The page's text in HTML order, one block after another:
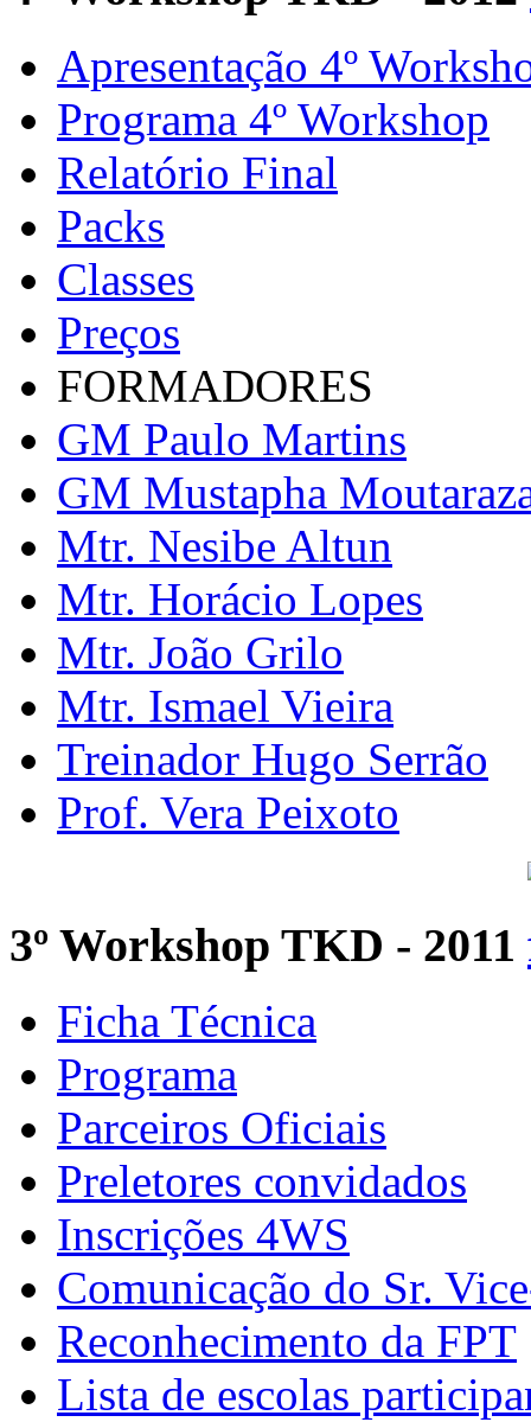
Apresentação 4º
Programa 4º Workshop
Relatório Final
Packs
Classes
Preços
FORMADORES
GM Paulo Martins
GM Mustapha
Mtr. Nesibe Altun
Mtr. Horácio Lopes
Mtr. João Grilo
Mtr. Ismael Vieira
Treinador Hugo Serrão
Prof. Vera Peixoto
3º Workshop TKD - 2011
Ficha Técnica
Programa
Parceiros Oficiais
Preletores convidados
Inscrições 4WS
Comunicação do Sr.
Reconhecimento da FPT
Lista de escolas